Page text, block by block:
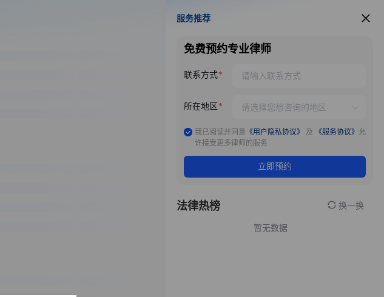
服务推荐
服务推荐
免费预约专业律师
联系方式
所在地区
我已阅读并同意 《用户隐私协议》 及 《服务协议》 允
许接受更多律师的服务
立即预约
法律热榜 换一换
暂无数据